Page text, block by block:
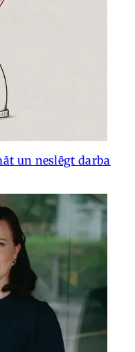
un neslēgt darba